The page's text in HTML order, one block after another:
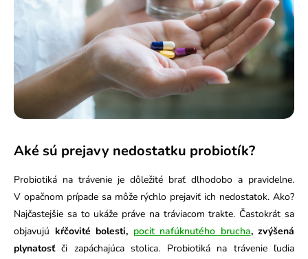
Aké sú prejavy nedostatku probiotík?
Probiotiká na trávenie je dôležité brať dlhodobo a pravidelne.
V opačnom prípade sa môže rýchlo prejaviť ich nedostatok. Ako?
Najčastejšie sa to ukáže práve na tráviacom trakte. Častokrát sa
objavujú kŕčovité bolesti, pocit nafúknutého brucha, zvýšená
plynatosťči zapáchajúca stolica. Probiotiká na trávenie ľudia